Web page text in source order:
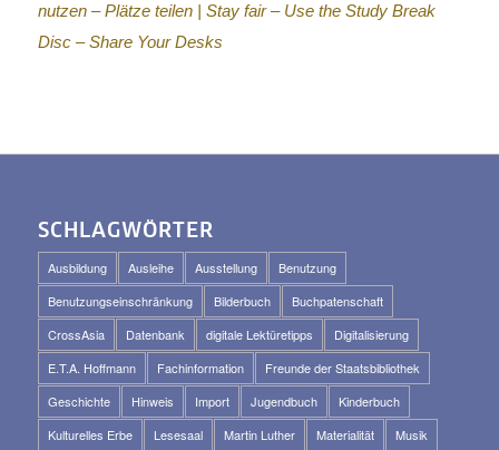
nutzen – Plätze teilen | Stay fair – Use the Study Break
Disc – Share Your Desks
SCHLAGWÖRTER
Ausbildung Ausleihe Ausstellung
Benutzung
Benutzungseinschränkung
Bilderbuch
Buchpatenschaft
CrossAsia
Datenbank digitale Lektüretipps
Digitalisierung
E.T.A. Hoffmann
Fachinformation
Freunde der Staatsbibliothek
Geschichte
Hinweis Import Jugendbuch
Kinderbuch
Kulturelles Erbe
Lesesaal Martin Luther Materialität
Musik